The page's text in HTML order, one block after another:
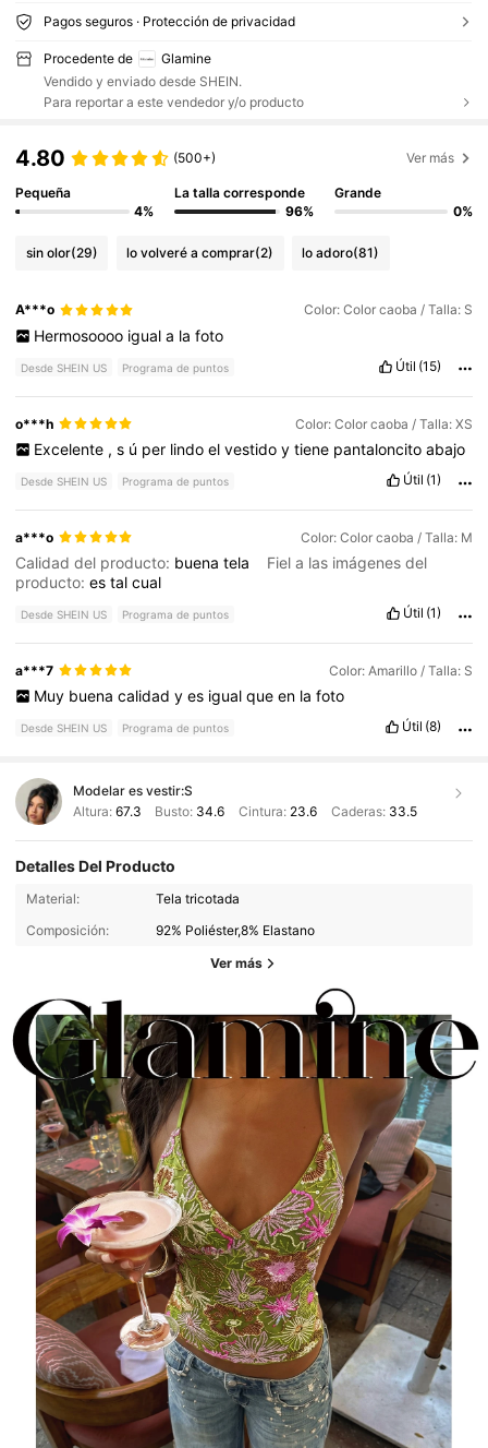
Pagos seguros · Protección de privacidad
Procedente de
Glamine
Vendido y enviado desde SHEIN.
Para reportar a este vendedor y/o producto
4.80 (500+) Ver más
Pequeña
4%
La talla corresponde
96%
Grande
0%
sin olor(29) lo volveré a comprar(2) lo adoro(81)
A***o Color: Color caoba / Talla: S
Hermosoooo igual a la foto
Desde SHEIN US Programa de puntos Útil (15)
o***h Color: Color caoba / Talla: XS
Excelente , s ú per lindo el vestido y tiene pantaloncito abajo
Desde SHEIN US Programa de puntos Útil (1)
a***o Color: Color caoba / Talla: M
Calidad del producto: buenatela
Fiel a las imágenes del
producto:estalcual
Desde SHEIN US Programa de puntos Útil (1)
a***7 Color: Amarillo / Talla: S
Muy buena calidad y es igual que en la foto
Desde SHEIN US Programa de puntos Útil (8)
Modelar es vestir:S
Altura: 67.3 Busto: 34.6 Cintura: 23.6 Caderas: 33.5
Detalles Del Producto
Material:
Tela tricotada
Composición:
92% Poliéster,8% Elastano
Ver más